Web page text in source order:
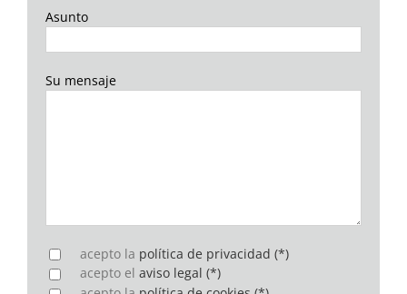
Asunto
Su mensaje
acepto la política de privacidad (*)
acepto el aviso legal (*)